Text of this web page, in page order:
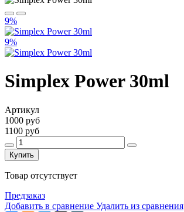
9%
9%
Simplex Power 30ml
Артикул
1000 руб
1100 руб
Купить
Товар отсутствует
Предзаказ
Добавить в сравнение Удалить из сравнения